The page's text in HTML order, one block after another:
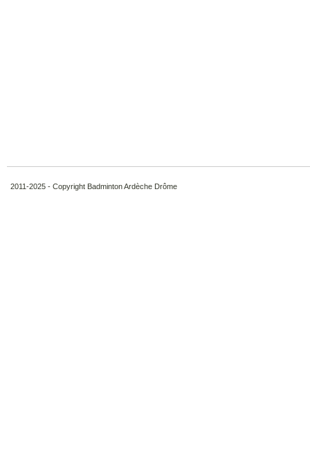
2011-2025 - Copyright Badminton Ardèche Drôme